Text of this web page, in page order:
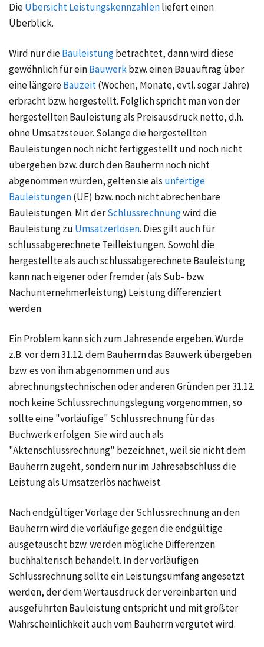
DieÜbersicht Leistungskennzahlenliefert einen
Überblick.
Wird nur dieBauleistungbetrachtet, dann wird diese
gewöhnlich für einBauwerkbzw. einen Bauauftrag über
eine längereBauzeit(Wochen, Monate, evtl. sogar Jahre)
erbracht bzw. hergestellt. Folglich spricht man von der
hergestellten Bauleistung als Preisausdruck netto, d.h.
ohneUmsatzsteuer. Solange die hergestellten
Bauleistungen noch nicht fertiggestellt und noch nicht
übergeben bzw. durch den Bauherrn noch nicht
abgenommen wurden, gelten sie als unfertige
Bauleistungen(UE) bzw. noch nicht abrechenbare
Bauleistungen. Mit derSchlussrechnungwird die
Bauleistung zu Umsatzerlösen. Dies gilt auch für
schlussabgerechnete Teilleistungen. Sowohl die
hergestellte als auch schlussabgerechnete Bauleistung
kann nach eigener oder fremder (als Sub- bzw.
Nachunternehmerleistung) Leistung differenziert
werden.
Ein Problem kann sich zum Jahresende ergeben. Wurde
z.B. vor dem 31.12. dem Bauherrn das Bauwerk übergeben
bzw. es von ihm abgenommen und aus
abrechnungstechnischen oder anderen Gründen per 31.12.
noch keine Schlussrechnungslegung vorgenommen, so
sollte eine "vorläufige" Schlussrechnung für das
Buchwerk erfolgen. Sie wird auch als
"Aktenschlussrechnung" bezeichnet, weil sie nicht dem
Bauherrn zugeht, sondern nur im Jahresabschluss die
Leistung als Umsatzerlös nachweist.
Nach endgültiger Vorlage der Schlussrechnung an den
Bauherrn wird die vorläufige gegen die endgültige
ausgetauscht bzw. werden mögliche Differenzen
buchhalterisch behandelt. In der vorläufigen
Schlussrechnung sollte ein Leistungsumfang angesetzt
werden, der dem Wertausdruck der vereinbarten und
ausgeführten Bauleistung entspricht und mit größter
Wahrscheinlichkeit auch vom Bauherrn vergütet wird.